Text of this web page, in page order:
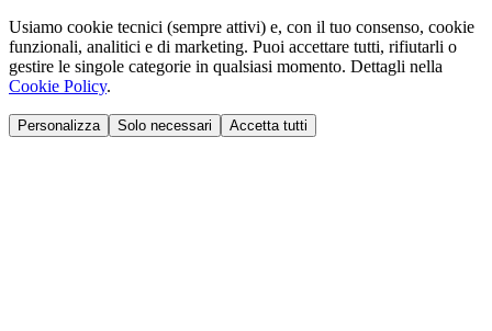
Usiamo cookie tecnici (sempre attivi) e, con il tuo consenso, cookie
funzionali, analitici e di marketing. Puoi accettare tutti, rifiutarli o
gestire le singole categorie in qualsiasi momento. Dettagli nella
Cookie Policy.
Personalizza Solo necessari Accetta tutti